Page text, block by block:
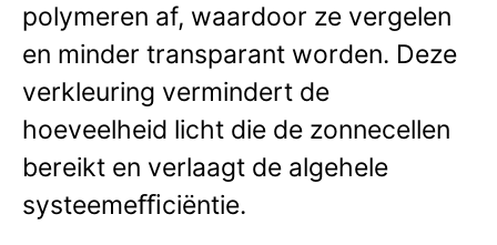
polymeren af, waardoor ze vergelen
en minder transparant worden. Deze
verkleuring vermindert de
hoeveelheid licht die de zonnecellen
bereikt en verlaagt de algehele
systeemeﬃciëntie.